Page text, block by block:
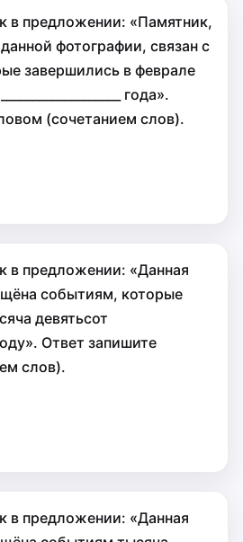
в предложении: «Памятник,
фотографии, связан с
завершились в феврале
года».
(сочетанием слов).
в предложении: «Данная
событиям, которые
девятьсот
году». Ответ запишите
слов).
в предложении: «Данная